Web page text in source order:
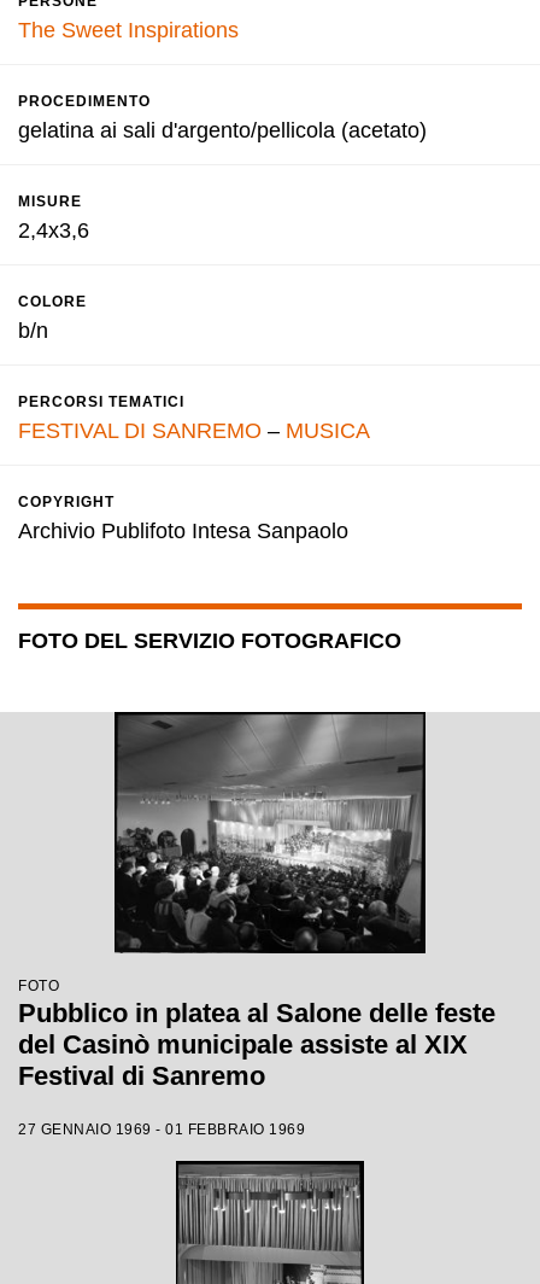
The Sweet Inspirations
PROCEDIMENTO
gelatina ai sali d'argento/pellicola (acetato)
MISURE
2,4x3,6
COLORE
b/n
PERCORSI TEMATICI
FESTIVAL DI SANREMO – MUSICA
COPYRIGHT
Archivio Publifoto Intesa Sanpaolo
FOTO DEL SERVIZIO FOTOGRAFICO
FOTO
Pubblico in platea al Salone delle feste
del Casinò municipale assiste al XIX
Festival di Sanremo
27 GENNAIO 1969 - 01 FEBBRAIO 1969